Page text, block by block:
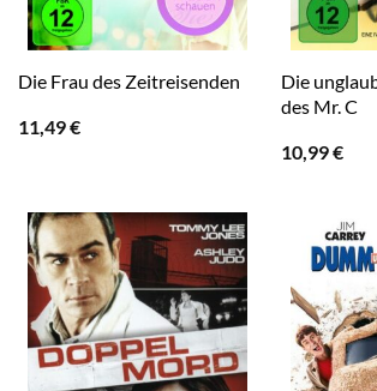
Die Frau des Zeitreisenden
11,49€
Die
des Mr. C
10,99€